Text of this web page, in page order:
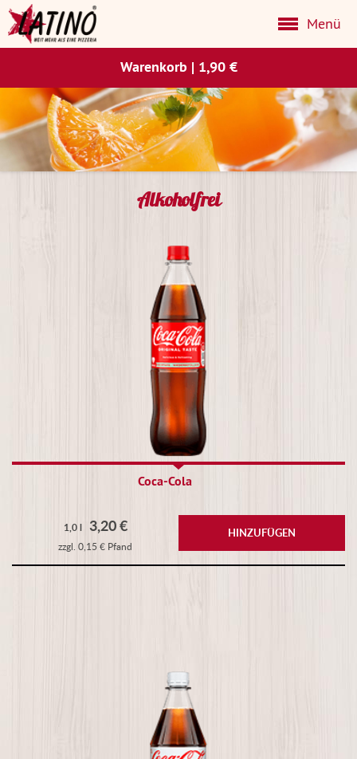
Menü
Warenkorb | 1,90 €
Alkoholfrei
Coca-Cola
1,0 l 3,20 €
zzgl. 0,15 € Pfand
HINZUFÜGEN